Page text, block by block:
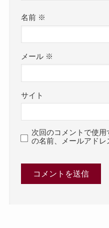
名前 ※
メール ※
サイト
次回のコメントで使
の名前、メールアドレ